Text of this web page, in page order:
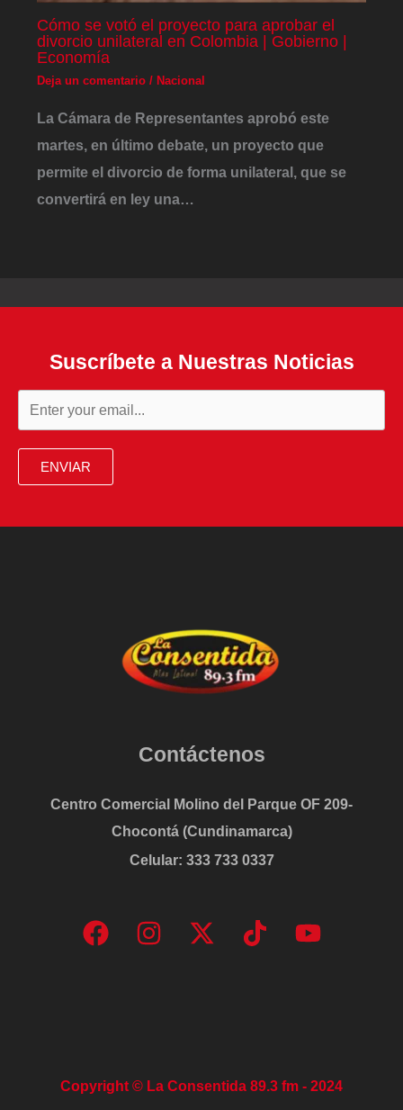
Cómo se votó el proyecto para aprobar el
divorcio unilateral en Colombia | Gobierno |
Economía
Deja un comentario /Nacional
La Cámara de Representantes aprobó este
martes, en último debate, un proyecto que
permite el divorcio de forma unilateral, que se
convertirá en ley una…
Suscríbete a Nuestras Noticias
ENVIAR
Contáctenos
Centro Comercial Molino del Parque OF 209-
Chocontá (Cundinamarca)
Celular: 333 733 0337
Copyright © La Consentida 89.3 fm - 2024